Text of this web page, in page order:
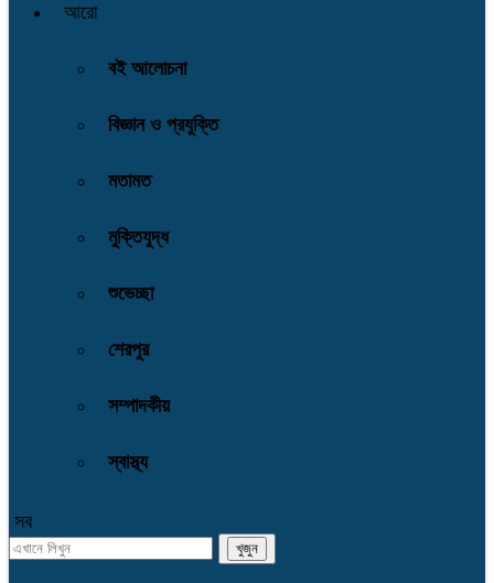
আরো
বই আলোচনা
বিজ্ঞান ও প্রযুক্তি
মতামত
মুক্তিযুদ্ধ
শুভেচ্ছা
শেরপুর
সম্পাদকীয়
স্বাস্থ্য
সব